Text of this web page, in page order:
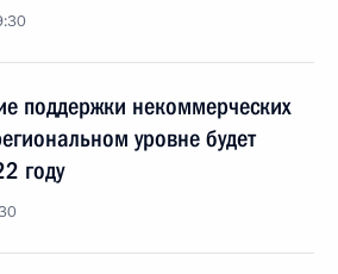
поддержки некоммерческих
уровне будет
году